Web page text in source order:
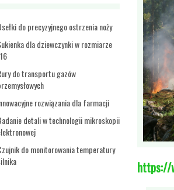
do precyzyjnego ostrzenia noży
dla dziewczynki w rozmiarze
do transportu gazów
rozwiązania dla farmacji
detali w technologii mikroskopii
do monitorowania temperatury
https://